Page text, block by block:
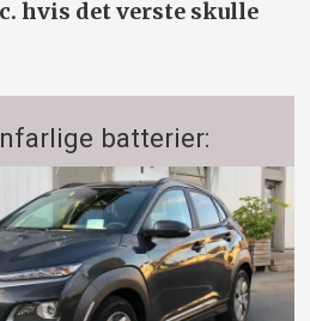
hvis det verste skulle
batterier: